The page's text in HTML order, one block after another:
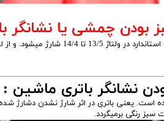
بودن چمشی یا نشانگر
میشود. و از لحاظ شارژ مشکلی ندارد.
نشانگر باتری ماشین :
است. یعنی باتری در اثر شارژ نشدن دشارژ
رنگی برمیگردد.